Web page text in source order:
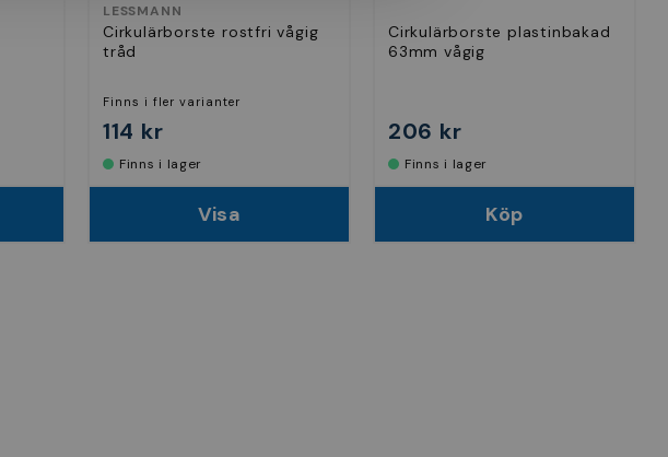
LESSMANN
Cirkulärborste rostfri vågig
tråd
Finns i fler varianter
114 kr
Finns i lager
Visa
Cirkulärborste plastinbakad
63mm vågig
206 kr
Finns i lager
Köp